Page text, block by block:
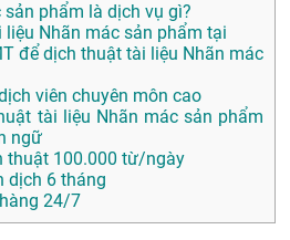
phẩm là dịch vụ gì?
Nhãn mác sản phẩm tại
để dịch thuật tài liệu Nhãn mác
viên chuyên môn cao
tài liệu Nhãn mác sản phẩm
ngữ
thuật 100.000 từ/ngày
dịch 6 tháng
24/7